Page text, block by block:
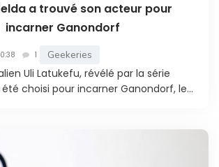
a trouvé son acteur pour
incarner Ganondorf
1 Geekeries
Uli Latukefu, révélé par la série
été choisi pour incarner Ganondorf, le...